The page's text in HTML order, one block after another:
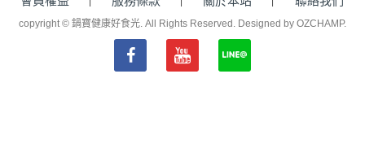
copyright © 鍋寶健康好食光. All Rights Reserved. Designed by OZCHAMP.